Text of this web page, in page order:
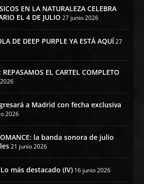
EN LA NATURALEZA CELEBRA
EL 4 DE JULIO 27 junio 2026
DE DEEP PURPLE YA ESTÁ AQUÍ 27
REPASAMOS EL CARTEL COMPLETO
a Madrid con fecha exclusiva
2026
la banda sonora de julio
21 junio 2026
Lo más destacado (IV) 16 junio 2026